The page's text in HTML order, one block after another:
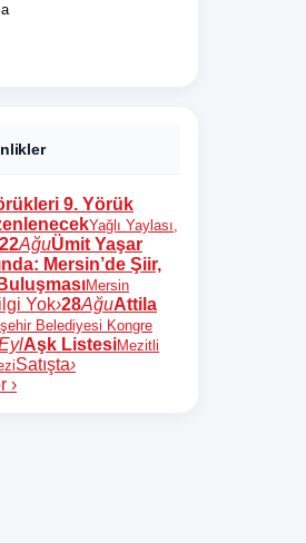
9. Yörük
Yağlı Yaylası,
22AğuÜmit Yaşar
Mersin’de Şiir,
Mersin
Yok›28AğuAttila
Belediyesi Kongre
Aşk ListesiMezitli
Satışta›
›